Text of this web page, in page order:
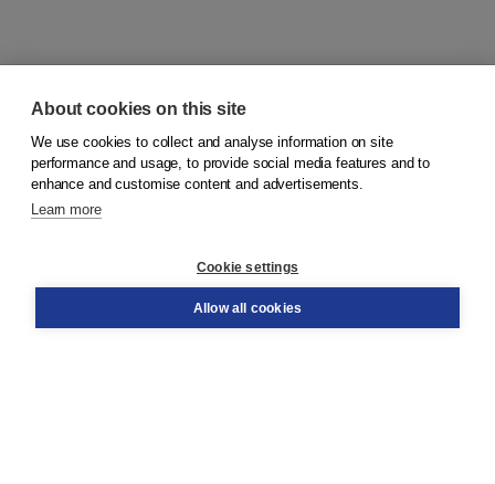
© 2026Koninklijke Boom uitgevers
Order
About cookies on this site
We use cookies to collect and analyse information on site
performance and usage, to provide social media features and to
enhance and customise content and advertisements.
Learn more
Cookie settings
Allow all cookies